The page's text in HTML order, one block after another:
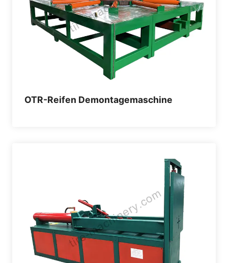
OTR-Reifen Demontagemaschine